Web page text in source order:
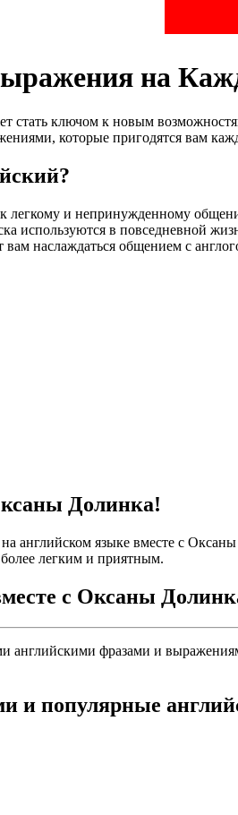
на
стать ключом к новым
которые пригодятся вам
легкому и непринужденному
используются в повседневной
вам наслаждаться общением с
Долинка!
английском языке вместе с
легким и приятным.
с Оксаны
английскими фразами и
и популярные